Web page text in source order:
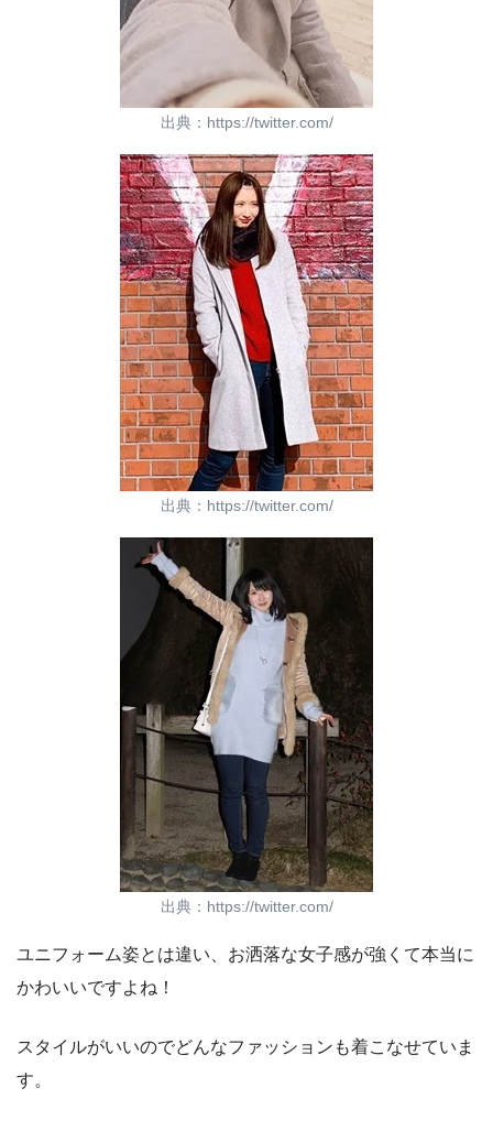
出典：https://twitter.com/
出典：https://twitter.com/
出典：https://twitter.com/
ユニフォーム姿とは違い、お洒落な女子感が強くて本当に
かわいいですよね！
スタイルがいいのでどんなファッションも着こなせていま
す。